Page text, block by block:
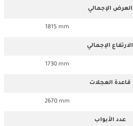
العرض الإجمالي
1815 mm
الارتفاع الإجمالي
1730 mm
قاعدة العجلات
2670 mm
عدد الأبواب